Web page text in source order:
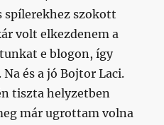
spílerekhez szokott
volt elkezdenem a
e blogon, így
és a jó Bojtor Laci.
tiszta helyzetben
már ugrottam volna